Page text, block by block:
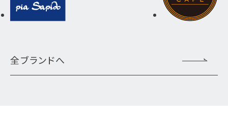
全ブランドへ